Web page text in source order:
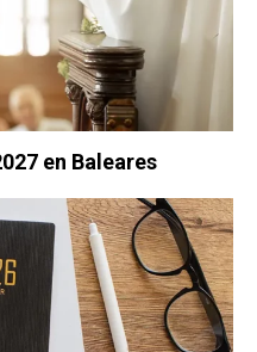
en Baleares